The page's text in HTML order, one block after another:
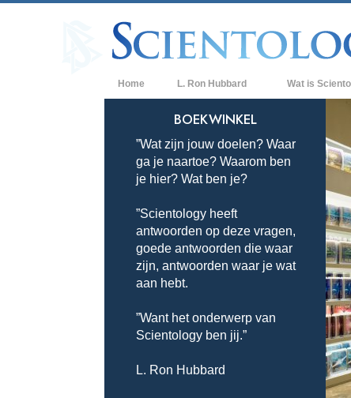
Home L. Ron Hubbard Wat is
Overtuigingen
De Credo’s en
Wat
Maak kennis
Binnen in een
De
Een Inleiding tot
Liefde en Haat –
Wat is
BOEKWINKEL
”Wat zijn jouw doelen? Waar
ga je naartoe? Waarom ben
je hier? Wat ben je?
”Scientology heeft
antwoorden op deze vragen,
goede antwoorden die waar
zijn, antwoorden waar je wat
aan hebt.
”Want het onderwerp van
Scientology ben jij.”
L. Ron Hubbard